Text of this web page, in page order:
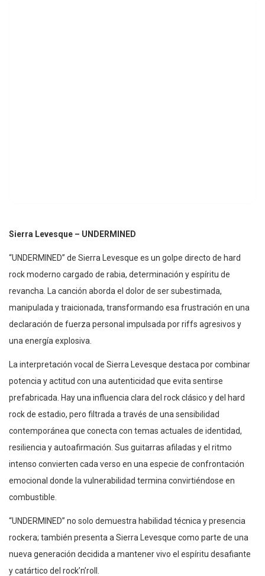
Sierra Levesque – UNDERMINED
“UNDERMINED” de Sierra Levesque es un golpe directo de hard
rock moderno cargado de rabia, determinación y espíritu de
revancha. La canción aborda el dolor de ser subestimada,
manipulada y traicionada, transformando esa frustración en una
declaración de fuerza personal impulsada por riffs agresivos y
una energía explosiva.
La interpretación vocal de Sierra Levesque destaca por combinar
potencia y actitud con una autenticidad que evita sentirse
prefabricada. Hay una influencia clara del rock clásico y del hard
rock de estadio, pero filtrada a través de una sensibilidad
contemporánea que conecta con temas actuales de identidad,
resiliencia y autoafirmación. Sus guitarras afiladas y el ritmo
intenso convierten cada verso en una especie de confrontación
emocional donde la vulnerabilidad termina convirtiéndose en
combustible.
“UNDERMINED” no solo demuestra habilidad técnica y presencia
rockera; también presenta a Sierra Levesque como parte de una
nueva generación decidida a mantener vivo el espíritu desafiante
y catártico del rock’n’roll.